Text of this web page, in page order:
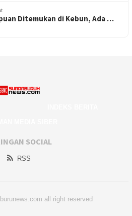
Ditemukan di Kebun, Ada …
SOCIAL
RSS
all right reserved